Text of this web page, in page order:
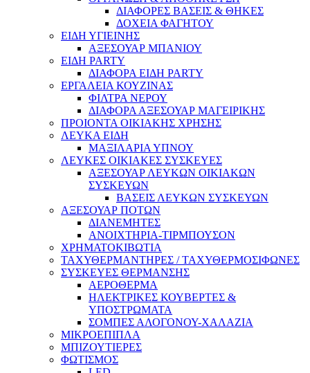
ΔΙΑΦΟΡΕΣ ΒΑΣΕΙΣ & ΘΗΚΕΣ
ΔΟΧΕΙΑ ΦΑΓΗΤΟΥ
ΕΙΔΗ ΥΓΙΕΙΝΗΣ
ΑΞΕΣΟΥΑΡ ΜΠΑΝΙΟΥ
ΕΙΔΗ PARTY
ΔΙΑΦΟΡΑ ΕΙΔΗ PARTY
ΕΡΓΑΛΕΙΑ ΚΟΥΖΙΝΑΣ
ΦΙΛΤΡΑ ΝΕΡΟΥ
ΔΙΑΦΟΡΑ ΑΞΕΣΟΥΑΡ ΜΑΓΕΙΡΙΚΗΣ
ΠΡΟΙΟΝΤΑ ΟΙΚΙΑΚΗΣ ΧΡΗΣΗΣ
ΛΕΥΚΑ ΕΙΔΗ
ΜΑΞΙΛΑΡΙΑ ΥΠΝΟΥ
ΛΕΥΚΕΣ ΟΙΚΙΑΚΕΣ ΣΥΣΚΕΥΕΣ
ΑΞΕΣΟΥΑΡ ΛΕΥΚΩΝ ΟΙΚΙΑΚΩΝ
ΣΥΣΚΕΥΩΝ
ΒΑΣΕΙΣ ΛΕΥΚΩΝ ΣΥΣΚΕΥΩΝ
ΑΞΕΣΟΥΑΡ ΠΟΤΩΝ
ΔΙΑΝΕΜΗΤΕΣ
ΑΝΟΙΧΤΗΡΙΑ-ΤΙΡΜΠΟΥΣΟΝ
ΧΡΗΜΑΤΟΚΙΒΩΤΙΑ
ΤΑΧΥΘΕΡΜΑΝΤΗΡΕΣ / ΤΑΧΥΘΕΡΜΟΣΙΦΩΝΕΣ
ΣΥΣΚΕΥΕΣ ΘΕΡΜΑΝΣΗΣ
ΑΕΡΟΘΕΡΜΑ
ΗΛΕΚΤΡΙΚΕΣ ΚΟΥΒΕΡΤΕΣ &
ΥΠΟΣΤΡΩΜΑΤΑ
ΣΟΜΠΕΣ ΑΛΟΓΟΝΟΥ-ΧΑΛΑΖΙΑ
ΜΙΚΡΟΕΠΙΠΛΑ
ΜΠΙΖΟΥΤΙΕΡΕΣ
ΦΩΤΙΣΜΟΣ